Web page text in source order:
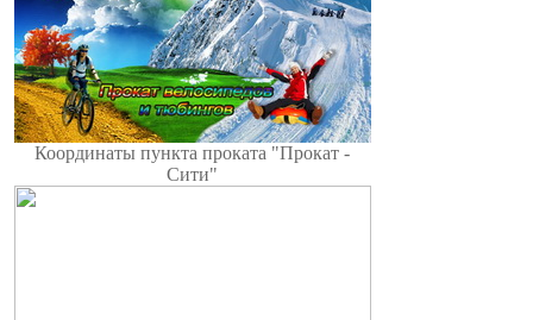
Координаты пункта проката "Прокат -
Сити"